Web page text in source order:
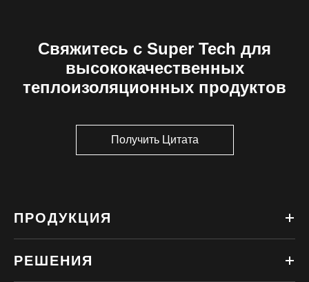
Свяжитесь с Super Tech для
высококачественных
теплоизоляционных продуктов
Получить Цитата
ПРОДУКЦИЯ
РЕШЕНИЯ